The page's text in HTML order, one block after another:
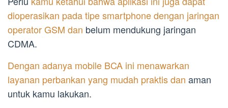
dioperasikan pada tipe smartphone dengan jaringan
operator GSM dan belum mendukung jaringan
CDMA.
Dengan adanya mobile BCA ini menawarkan
layanan perbankan yang mudah praktis dan aman
untuk kamu lakukan.